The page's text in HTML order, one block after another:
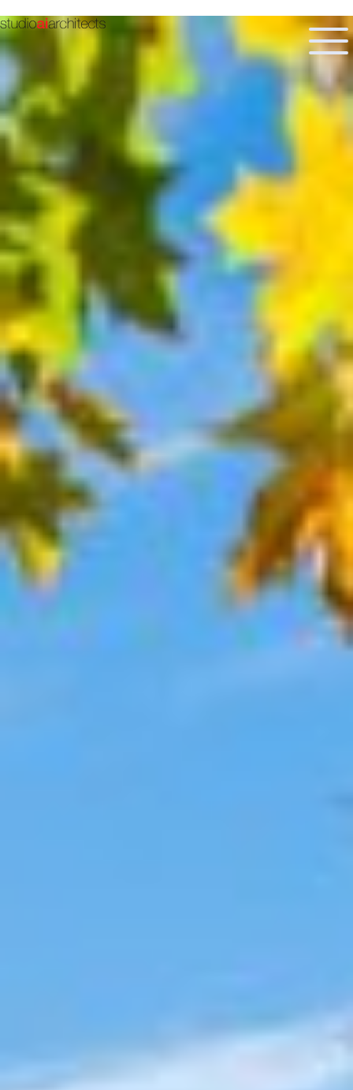
COLUMN / コラム
インタビュー
中古住宅に役立つ知識
住まい造りに役立つ知識
土地探しに役立つ知識
BLOG / ブログ
ニューヨーク
建具
架構
社寺
公式サイト >